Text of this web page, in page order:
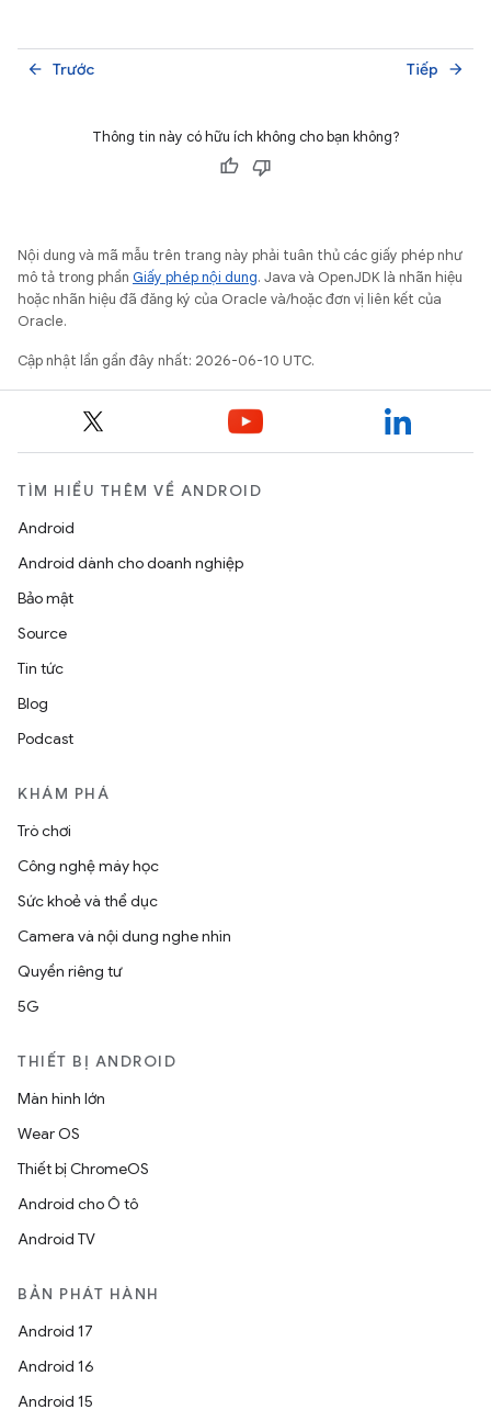
Trước
arrow_back Tiếp arrow_forward
Thông tin này có hữu ích không cho bạn không?
Nội dung và mã mẫu trên trang này phải tuân thủ các giấy phép như
mô tả trong phần Giấy phép nội dung. Java và OpenJDK là nhãn hiệu
hoặc nhãn hiệu đã đăng ký của Oracle và/hoặc đơn vị liên kết của
Oracle.
Cập nhật lần gần đây nhất: 2026-06-10 UTC.
TÌM HIỂU THÊM VỀ ANDROID
Android
Android dành cho doanh nghiệp
Bảo mật
Source
Tin tức
Blog
Podcast
KHÁM PHÁ
Trò chơi
Công nghệ máy học
Sức khoẻ và thể dục
Camera và nội dung nghe nhìn
Quyền riêng tư
5G
THIẾT BỊ ANDROID
Màn hình lớn
Wear OS
Thiết bị ChromeOS
Android cho Ô tô
Android TV
BẢN PHÁT HÀNH
Android 17
Android 16
Android 15